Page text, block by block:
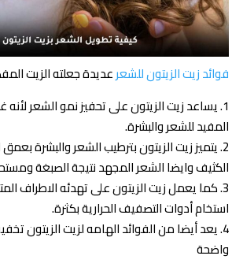
فوائد زيت الزيتون للشعرعديدة جعلته الزيت
يساعد زيت الزيتون على تحفيز نمو الشعر لأنه
المفيد للشعر والبشرة.
يتميز زيت الزيتون بترطيب الشعر والبشرة
الكثيف وايضا الشعر المجهد نتيجة الصبغة
كما يعمل زيت الزيتون على تهدئه الاطراف
استخام أدوات التصفيف الحرارية بكثرة.
يعد أيضا من الفوائد الهامه لزيت الزيتون
واضحة